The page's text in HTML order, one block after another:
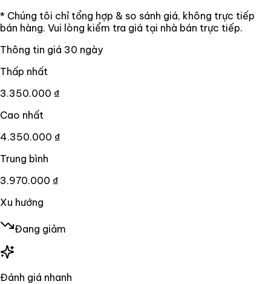
* Chúng tôi chỉ tổng hợp & so sánh giá, không trực tiếp
bán hàng. Vui lòng kiểm tra giá tại nhà bán trực tiếp.
Thông tin giá 30 ngày
Thấp nhất
3.350.000 ₫
Cao nhất
4.350.000 ₫
Trung bình
3.970.000 ₫
Xu hướng
Đang giảm
Đánh giá nhanh